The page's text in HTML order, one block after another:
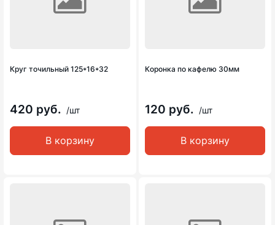
Круг точильный 125*16*32
420 руб. /шт
В корзину
Коронка по кафелю 30мм
120 руб. /шт
В корзину